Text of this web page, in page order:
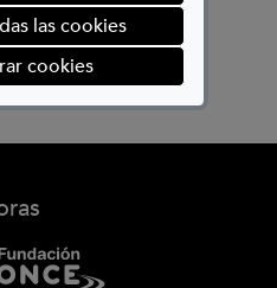
las cookies
cookies(abre en ventana